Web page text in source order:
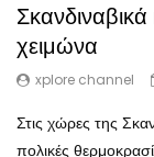
χειμώνα
xplore channel
Στις χώρες της
πολικές